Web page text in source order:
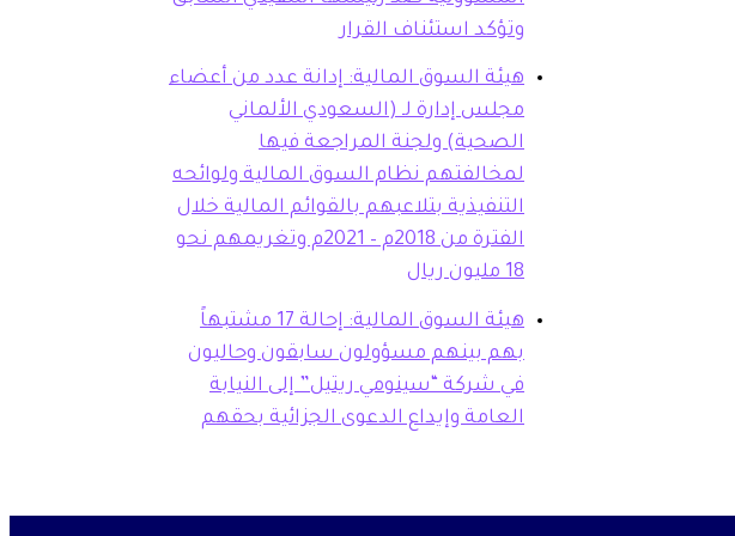
وتؤكد استئناف القرار
هيئة السوق المالية: إدانة عدد من أعضاء
مجلس إدارة لـ (السعودي الألماني
الصحية) ولجنة المراجعة فيها
لمخالفتهم نظام السوق المالية ولوائحه
التنفيذية بتلاعبهم بالقوائم المالية خلال
الفترة من 2018م – 2021م وتغريمهم نحو
18 مليون ريال
هيئة السوق المالية: إحالة 17 مشتبهاً
بهم بينهم مسؤولون سابقون وحاليون
في شركة “سينومي ريتيل” إلى النيابة
العامة وإيداع الدعوى الجزائية بحقهم